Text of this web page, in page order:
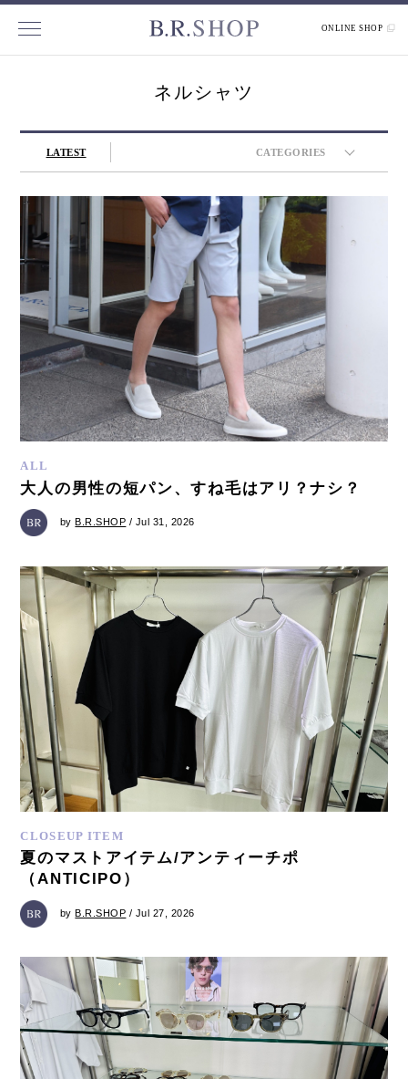
ONLINE SHOP
ネルシャツ
LATEST CATEGORIES
ALL
大人の男性の短パン、すね毛はアリ？ナシ？
by B.R.SHOP / Jul 31, 2026
CLOSEUP ITEM
夏のマストアイテム/アンティーチポ
（ANTICIPO）
byB.R.SHOP / Jul 27, 2026